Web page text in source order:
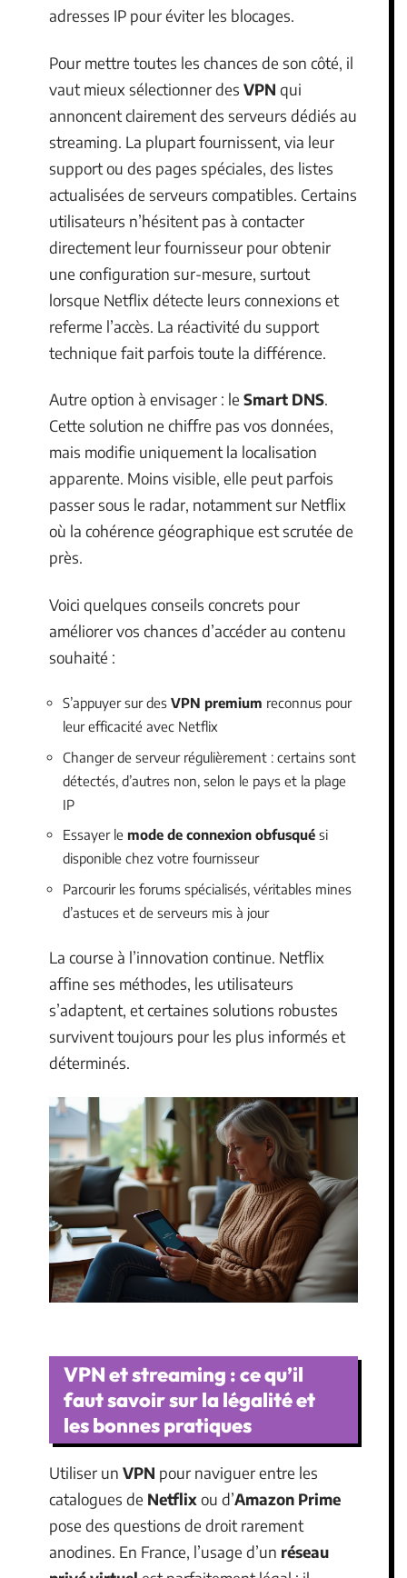
adresses IP pour éviter les blocages.
Pour mettre toutes les chances de son côté, il
vaut mieux sélectionner des VPN qui
annoncent clairement des serveurs dédiés au
streaming. La plupart fournissent, via leur
support ou des pages spéciales, des listes
actualisées de serveurs compatibles. Certains
utilisateurs n’hésitent pas à contacter
directement leur fournisseur pour obtenir
une configuration sur-mesure, surtout
lorsque Netflix détecte leurs connexions et
referme l’accès. La réactivité du support
technique fait parfois toute la différence.
Autre option à envisager : le Smart DNS.
Cette solution ne chiffre pas vos données,
mais modifie uniquement la localisation
apparente. Moins visible, elle peut parfois
passer sous le radar, notamment sur Netflix
où la cohérence géographique est scrutée de
près.
Voici quelques conseils concrets pour
améliorer vos chances d’accéder au contenu
souhaité :
S’appuyer sur des VPN premium reconnus pour
leur efficacité avec Netflix
Changer de serveur régulièrement : certains sont
détectés, d’autres non, selon le pays et la plage
IP
Essayer le mode de connexion obfusqué si
disponible chez votre fournisseur
Parcourir les forums spécialisés, véritables mines
d’astuces et de serveurs mis à jour
La course à l’innovation continue. Netflix
affine ses méthodes, les utilisateurs
s’adaptent, et certaines solutions robustes
survivent toujours pour les plus informés et
déterminés.
VPN et streaming : ce qu’il
faut savoir sur la légalité et
les bonnes pratiques
Utiliser un VPN pour naviguer entre les
catalogues de Netflixou d’Amazon Prime
pose des questions de droit rarement
anodines. En France, l’usage d’un réseau